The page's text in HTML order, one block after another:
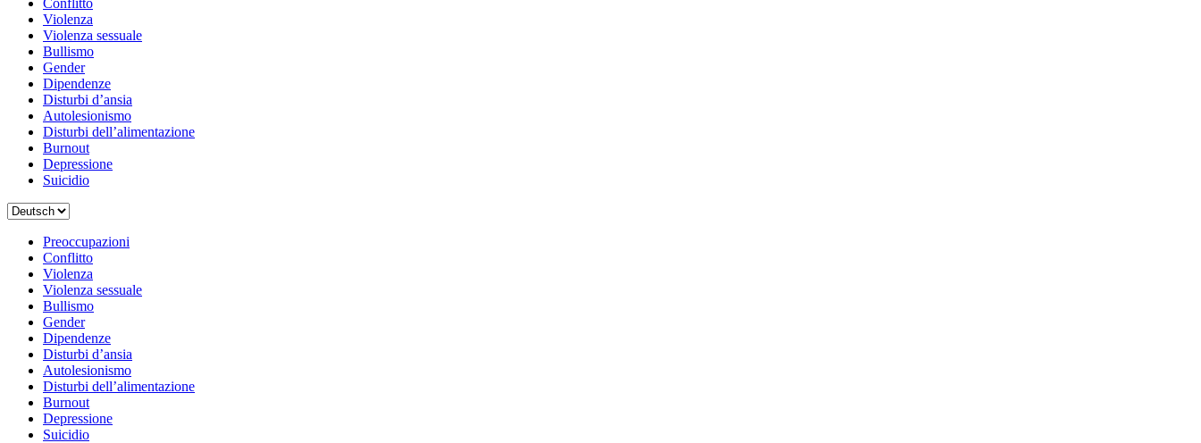
Conflitto
Violenza
Violenza sessuale
Bullismo
Gender
Dipendenze
Disturbi d’ansia
Autolesionismo
Disturbi dell’alimentazione
Burnout
Depressione
Suicidio
Scegli
lingua
Preoccupazioni
Conflitto
Violenza
Violenza sessuale
Bullismo
Gender
Dipendenze
Disturbi d’ansia
Autolesionismo
Disturbi dell’alimentazione
Burnout
Depressione
Suicidio